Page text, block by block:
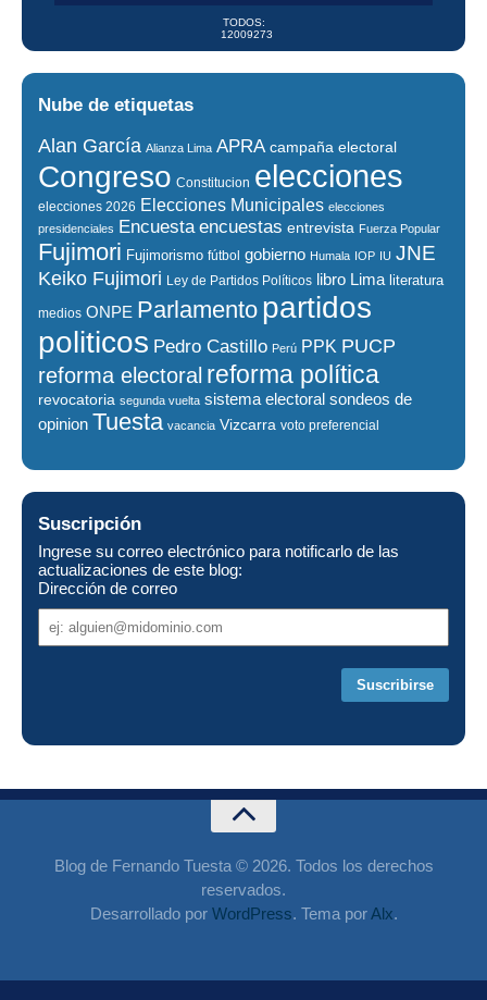
TODOS:
12009273
Nube de etiquetas
Alan García Alianza Lima APRA campaña electoral
Congreso Constitucion elecciones
elecciones 2026 Elecciones Municipales elecciones
presidenciales Encuesta encuestas entrevista Fuerza Popular
Fujimori Fujimorismo fútbol gobierno Humala IOP IU JNE
Keiko Fujimori Ley de Partidos Políticos libro Lima literatura
medios ONPE Parlamento partidos
politicos Pedro Castillo Perú PPK PUCP
reforma electoral reforma política
revocatoria segunda vuelta sistema electoral sondeos de
opinion Tuesta vacancia Vizcarra voto preferencial
Suscripción
Ingrese su correo electrónico para notificarlo de las
actualizaciones de este blog:
Dirección de correo
Dirección
de
Blog de Fernando Tuesta © 2026. Todos los derechos
reservados.
Desarrollado por WordPress. Tema porAlx.